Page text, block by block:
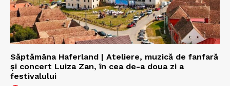
Săptămâna Haferland | Ateliere, muzică de fanfară
şi concert Luiza Zan, în cea de-a doua zi a
festivalului